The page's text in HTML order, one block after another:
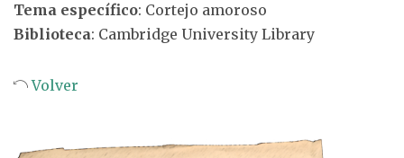
Tema específico: Cortejo amoroso
Biblioteca: Cambridge University Library
Volver